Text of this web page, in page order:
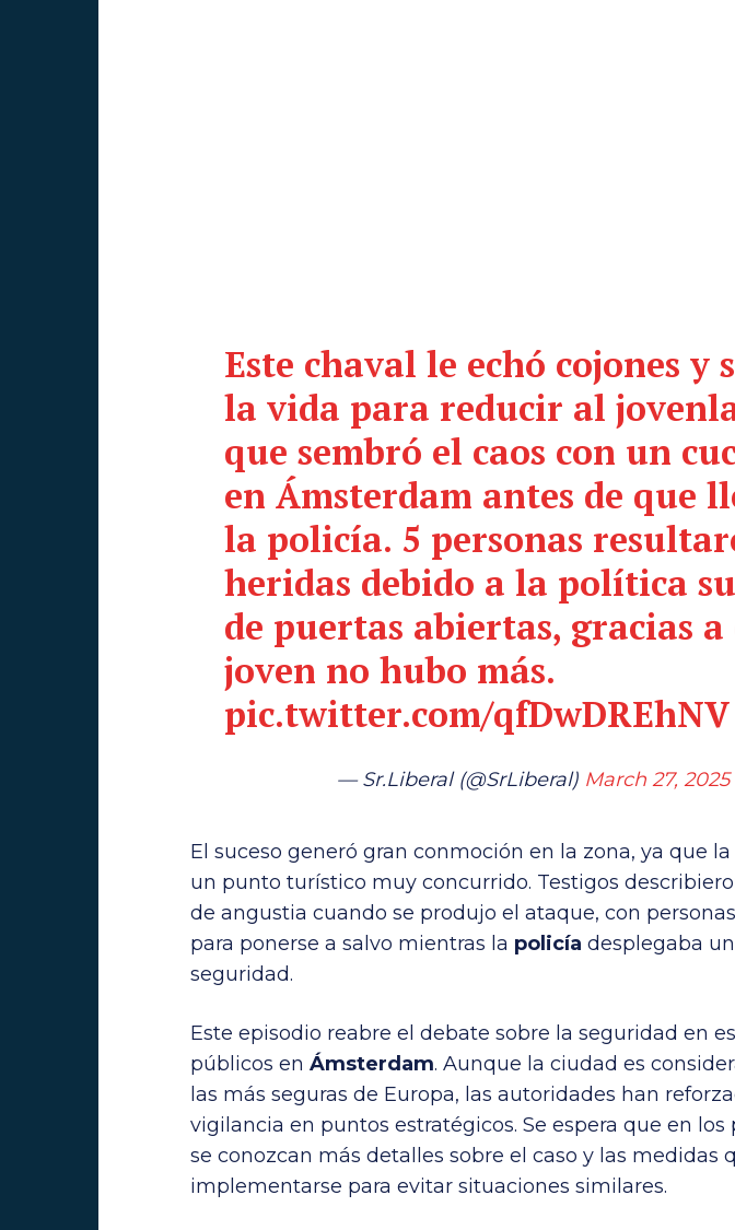
Este chaval le echó cojones y
la vida para reducir al
que sembró el caos con un
en Ámsterdam antes de que
la policía. 5 personas
heridas debido a la política
de puertas abiertas, gracias a
joven no hubo más.
pic.twitter.com/qfDwDREhNV
— Sr.Liberal (@SrLiberal) March 27, 2025
El suceso generó gran conmoción en la zona, ya que
un punto turístico muy concurrido. Testigos
de angustia cuando se produjo el ataque, con
para ponerse a salvo mientras la policía desplegaba
seguridad.
Este episodio reabre el debate sobre la seguridad en
públicos en Ámsterdam. Aunque la ciudad es
las más seguras de Europa, las autoridades han
vigilancia en puntos estratégicos. Se espera que en los
se conozcan más detalles sobre el caso y las medidas
implementarse para evitar situaciones similares.